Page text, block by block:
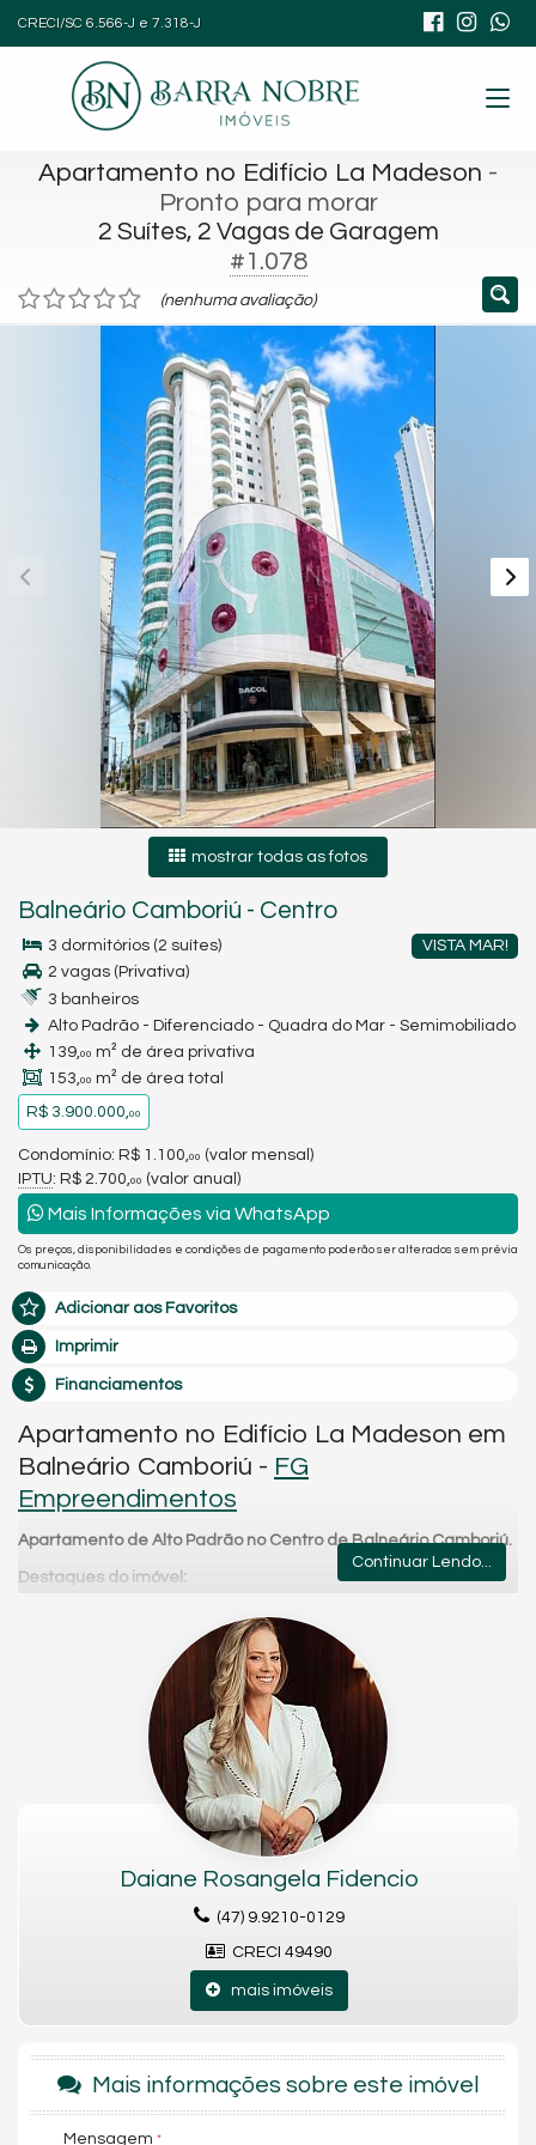
CRECI/SC 6.566-J e 7.318-J
Apartamento no Edifício La Madeson -
Pronto para morar
2 Suítes, 2 Vagas de Garagem
#1.078
(nenhuma avaliação)
mostrar todas as fotos
Balneário Camboriú - Centro
VISTA MAR!
3 dormitórios (2 suítes)
2 vagas (Privativa)
3 banheiros
Alto Padrão - Diferenciado - Quadra do Mar - Semimobiliado
139,00 m² de área privativa
153,00 m² de área total
R$ 3.900.000,00
Condomínio: R$ 1.100, 00 (valor mensal)
IPTU: R$ 2.700, 00 (valor anual)
Mais Informações via WhatsApp
Os preços, disponibilidades e condições de pagamento poderão ser alterados sem prévia
comunicação.
Adicionar aos Favoritos
Imprimir
Financiamentos
Apartamento no Edifício La Madeson em
Balneário Camboriú - FG
Empreendimentos
Apartamento de Alto Padrão no Centro de Balneário Camboriú.
Destaques do imóvel:
Ampla área social integrada;
2 vagas de garagem;
Acabamentos de alto padrão;
Empreendimento com área de lazer completa;
Localização privilegiada.
Acabamento em Gesso
Móveis Planejados
Continuar Lendo...
Daiane Rosangela Fidencio
(47) 9.9210-0129
CRECI 49490
mais imóveis
Mais informações sobre este imóvel
Mensagem